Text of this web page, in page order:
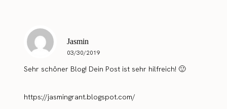
Jasmin
03/30/2019
Sehr schöner Blog! Dein Post ist sehr hilfreich! 🙂
https://jasmingrant.blogspot.com/